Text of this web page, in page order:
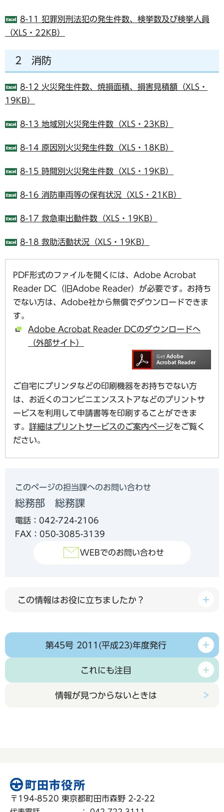
8-11 犯罪別刑法犯の発生件数、検挙数及び検挙人員
（XLS・22KB）
2 消防
8-12 火災発生件数、焼損面積、損害見積額（XLS・
19KB）
8-13 地域別火災発生件数（XLS・23KB）
8-14 原因別火災発生件数（XLS・18KB）
8-15 時間別火災発生件数（XLS・19KB）
8-16 消防車両等の保有状況（XLS・21KB）
8-17 救急車出動件数（XLS・19KB）
8-18 救助活動状況（XLS・19KB）
PDF形式のファイルを開くには、Adobe Acrobat
Reader DC（旧Adobe Reader）が必要です。お持ち
でない方は、Adobe社から無償でダウンロードできま
す。
Adobe Acrobat Reader DCのダウンロードへ
（外部サイト）
ご自宅にプリンタなどの印刷機器をお持ちでない方
は、お近くのコンビニエンスストアなどのプリントサ
ービスを利用して申請書等を印刷することができま
す。 詳細はプリントサービスのご案内ページをご覧く
ださい。
このページの担当課へのお問い合わせ
総務部 総務課
電話：042-724-2106
FAX：050-3085-3139
WEBでのお問い合わせ
この情報はお役に立ちましたか？
第45号 2011(平成23)年度発行
これにも注目
情報が見つからないときは
〒194-8520 東京都町田市森野 2-2-22